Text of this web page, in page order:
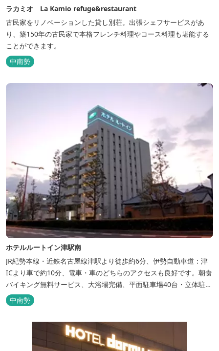
ラカミオ La Kamio refuge&restaurant
古民家をリノベーションした貸し別荘。出張シェフサービスがあ
り、築150年の古民家で本格フレンチ料理やコース料理も堪能する
ことができます。
中南勢
ホテルルートイン津駅南
JR紀勢本線・近鉄名古屋線津駅より徒歩約6分、伊勢自動車道：津
ICより車で約10分、電車・車のどちらのアクセスも良好です。朝食
バイキング無料サービス、大浴場完備、平面駐車場40台・立体駐車
場34台、全室Wi-Fi完備。ビジネスにも観光にもご利用頂ける快適
なホテルライフをご提供します。
中南勢